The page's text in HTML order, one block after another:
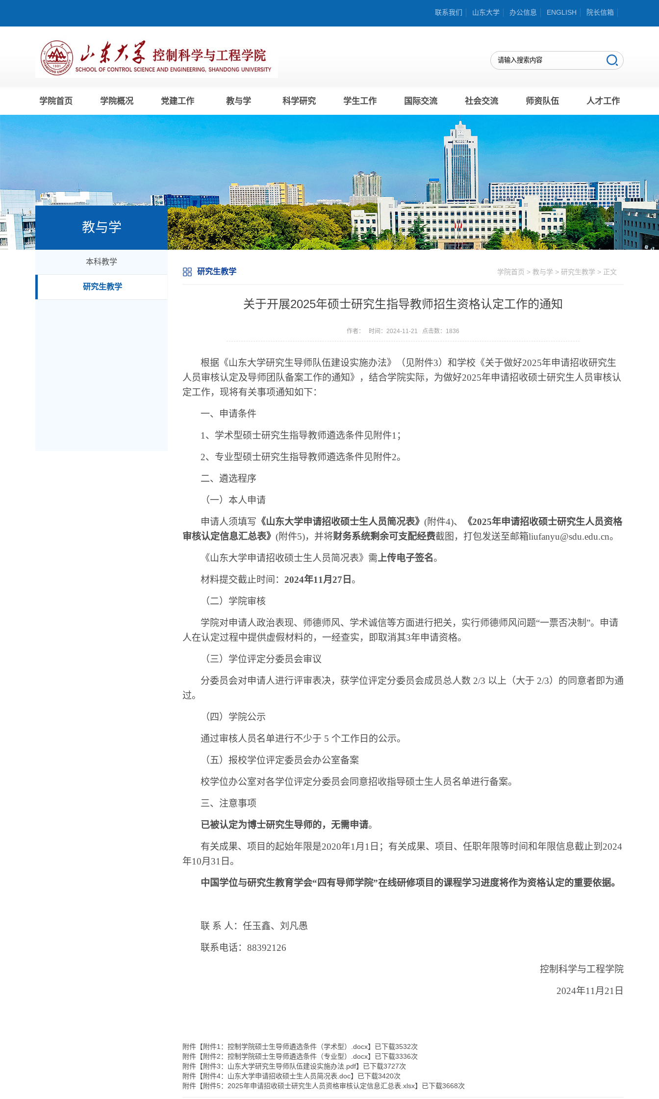
联系我们 山东大学 办公信息 ENGLISH 院长信箱
学院首页 学院概况 党建工作 教与学 科学研究 学生工作 国际交流 社会交流 师资队伍 人才工作
教与学
本科教学
研究生教学
研究生教学 学院首页 > 教与学 > 研究生教学 > 正文
关于开展2025年硕士研究生指导教师招生资格认定工作的通知
作者： 时间：2024-11-21 点击数： 1836
根据《山东大学研究生导师队伍建设实施办法》（见附件3）和学校《关于做好2025年申请招收研究生
人员审核认定及导师团队备案工作的通知》，结合学院实际，为做好2025年申请招收硕士研究生人员审核认
定工作，现将有关事项通知如下：
一、申请条件
1、学术型硕士研究生指导教师遴选条件见附件1；
2、专业型硕士研究生指导教师遴选条件见附件2。
二、遴选程序
（一）本人申请
申请人须填写 《山东大学申请招收硕士生人员简况表》 (附件4)、
《2025年申请招收硕士研究生人员资格
审核认定信息汇总表》 (附件5)，并将财务系统剩余可支配经费截图 ，打包发送至邮箱liufanyu@sdu.edu.cn。
《山东大学申请招收硕士生人员简况表》需上传电子签名。
材料提交截止时间： 2024年11月27日 。
（二）学院审核
学院对申请人政治表现、师德师风、学术诚信等方面进行把关，实行师德师风问题“一票否决制”。申请
人在认定过程中提供虚假材料的，一经查实，即取消其3年申请资格。
（三）学位评定分委员会审议
分委员会对申请人进行评审表决，获学位评定分委员会成员总人数 2/3 以上（大于 2/3）的同意者即为通
过。
（四）学院公示
通过审核人员名单进行不少于 5 个工作日的公示。
（五）报校学位评定委员会办公室备案
校学位办公室对各学位评定分委员会同意招收指导硕士生人员名单进行备案。
三、注意事项
已被认定为博士研究生导师的，无需申请。
有关成果、项目的起始年限是2020年1月1日；有关成果、项目、任职年限等时间和年限信息截止到2024
年10月31日。
中国学位与研究生教育学会“四有导师学院”在线研修项目的课程学习进度将作为资格认定的重要依据。
联 系 人：任玉鑫、刘凡愚
联系电话：88392126
控制科学与工程学院
2024年11月21日
附件【附件1：控制学院硕士生导师遴选条件（学术型）.docx】已下载3532次
附件【附件2：控制学院硕士生导师遴选条件（专业型）.docx】已下载3336次
附件【附件3：山东大学研究生导师队伍建设实施办法.pdf】已下载3727次
附件【附件4：山东大学申请招收硕士生人员简况表.doc】已下载3420次
附件【附件5：2025年申请招收硕士研究生人员资格审核认定信息汇总表.xlsx】已下载3668次